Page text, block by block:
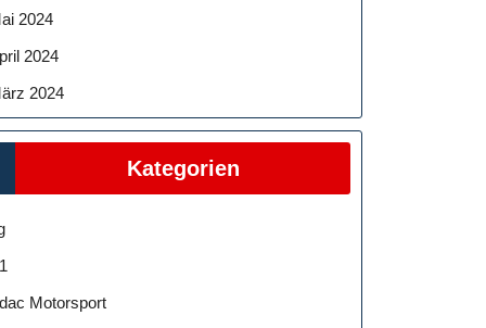
2024
2024
2024
Kategorien
Motorsport